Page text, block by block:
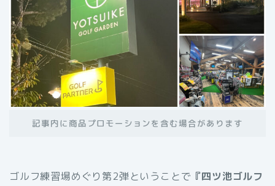
記事内に商品プロモーションを含む場合があります
ゴルフ練習場めぐり第2弾ということで 『四ツ池ゴルフ